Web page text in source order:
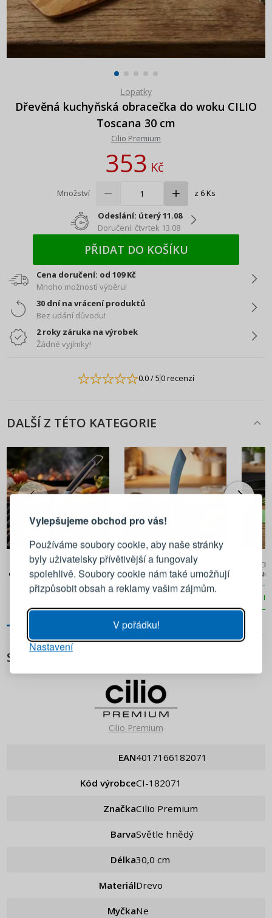
Vylepšujeme obchod pro vás!
Používáme soubory cookie, aby naše stránky
byly uživatelsky přívětivější a fungovaly
spolehlivě. Soubory cookie nám také umožňují
přizpůsobit obsah a reklamy vašim zájmům.
V pořádku!
Nastavení
Lopatky
Dřevěná kuchyňská obracečka do woku CILIO
Toscana 30 cm
Cilio Premium
353Kč
Množství z 6 Ks
Odeslání: úterý 11.08
Doručení: čtvrtek 13.08
PŘIDAT DO KOŠÍKU
Cena doručení: od 109 Kč
Mnoho možností výběru!
30 dní na vrácení produktů
Bez udání důvodu!
2 roky záruka na výrobek
Žádné vyjímky!
0.0/ 50 recenzí
DALŠÍ Z TÉTO KATEGORIE
288 Kč
OXO Grill 41 cm - kuchyňská
obracečka na gril z nerezové
oceli
400 Kč
Silikonová palačinková
obracečka MASTRAD Pancake
33 cm
SPECIFIKACE
Cilio Premium
EAN 4017166182071
Kód výrobce CI-182071
Značka Cilio Premium
Barva Světle hnědý
Délka 30,0 cm
Materiál Drevo
Myčka Ne
PŘIHLÁŠENÍ REGISTRACE
Přihlaste se ke svému účtu
Emailová adresa
PŘIHLÁSIT SE
Připomenutí hesla